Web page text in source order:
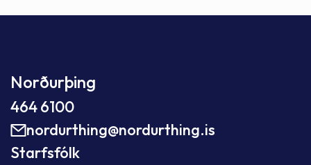
Norðurþing
464 6100
nordurthing@nordurthing.is
Starfsfólk